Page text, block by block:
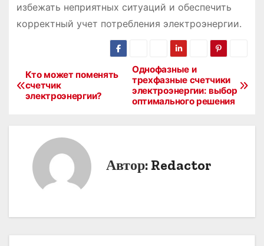
избежать неприятных ситуаций и обеспечить
корректный учет потребления электроэнергии.
Н
ц
Однофазные и
трехфазные счетчики
электроэнергии: выбор
оптимального решения
Кто может поменять
счетчик
электроэнергии?
Автор: Redactor